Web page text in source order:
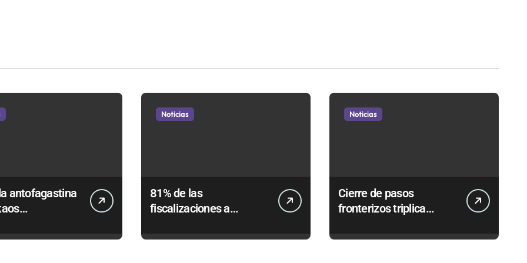
antofagastina
Noticias
81% de las
fiscalizaciones a
Antofagasta termina en
Noticias
Cierre de pasos
fronterizos triplica
importar carnes por